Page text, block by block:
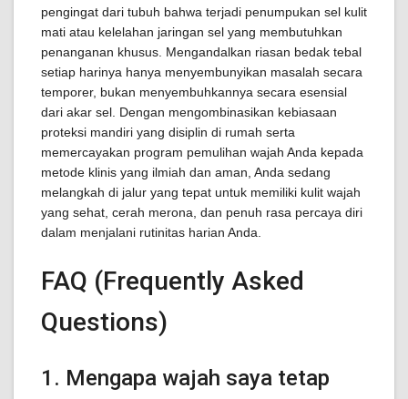
pengingat dari tubuh bahwa terjadi penumpukan sel kulit
mati atau kelelahan jaringan sel yang membutuhkan
penanganan khusus. Mengandalkan riasan bedak tebal
setiap harinya hanya menyembunyikan masalah secara
temporer, bukan menyembuhkannya secara esensial
dari akar sel. Dengan mengombinasikan kebiasaan
proteksi mandiri yang disiplin di rumah serta
memercayakan program pemulihan wajah Anda kepada
metode klinis yang ilmiah dan aman, Anda sedang
melangkah di jalur yang tepat untuk memiliki kulit wajah
yang sehat, cerah merona, dan penuh rasa percaya diri
dalam menjalani rutinitas harian Anda.
FAQ (Frequently Asked
Questions)
1. Mengapa wajah saya tetap